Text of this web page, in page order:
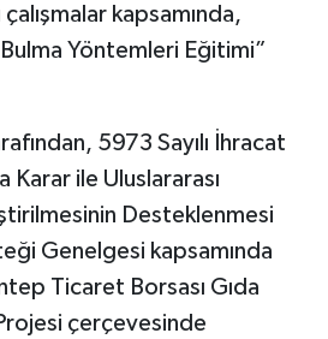
kapsamında,
Yöntemleri Eğitimi”
5973 Sayılı İhracat
Karar ile Uluslararası
Desteklenmesi
Genelgesi kapsamında
Ticaret Borsası Gıda
çerçevesinde